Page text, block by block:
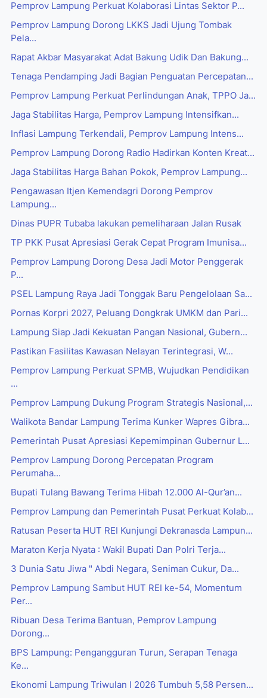
Pemprov Lampung Perkuat Kolaborasi Lintas Sektor P...
Pemprov Lampung Dorong LKKS Jadi Ujung Tombak
Pela...
Rapat Akbar Masyarakat Adat Bakung Udik Dan Bakung...
Tenaga Pendamping Jadi Bagian Penguatan Percepatan...
Pemprov Lampung Perkuat Perlindungan Anak, TPPO Ja...
Jaga Stabilitas Harga, Pemprov Lampung Intensifkan...
Inflasi Lampung Terkendali, Pemprov Lampung Intens...
Pemprov Lampung Dorong Radio Hadirkan Konten Kreat...
Jaga Stabilitas Harga Bahan Pokok, Pemprov Lampung...
Pengawasan Itjen Kemendagri Dorong Pemprov
Lampung...
Dinas PUPR Tubaba lakukan pemeliharaan Jalan Rusak
TP PKK Pusat Apresiasi Gerak Cepat Program Imunisa...
Pemprov Lampung Dorong Desa Jadi Motor Penggerak
P...
PSEL Lampung Raya Jadi Tonggak Baru Pengelolaan Sa...
Pornas Korpri 2027, Peluang Dongkrak UMKM dan Pari...
Lampung Siap Jadi Kekuatan Pangan Nasional, Gubern...
Pastikan Fasilitas Kawasan Nelayan Terintegrasi, W...
Pemprov Lampung Perkuat SPMB, Wujudkan Pendidikan
...
Pemprov Lampung Dukung Program Strategis Nasional,...
Walikota Bandar Lampung Terima Kunker Wapres Gibra...
Pemerintah Pusat Apresiasi Kepemimpinan Gubernur L...
Pemprov Lampung Dorong Percepatan Program
Perumaha...
Bupati Tulang Bawang Terima Hibah 12.000 Al-Qur’an...
Pemprov Lampung dan Pemerintah Pusat Perkuat Kolab...
Ratusan Peserta HUT REI Kunjungi Dekranasda Lampun...
Maraton Kerja Nyata : Wakil Bupati Dan Polri Terja...
3 Dunia Satu Jiwa " Abdi Negara, Seniman Cukur, Da...
Pemprov Lampung Sambut HUT REI ke-54, Momentum
Per...
Ribuan Desa Terima Bantuan, Pemprov Lampung
Dorong...
BPS Lampung: Pengangguran Turun, Serapan Tenaga
Ke...
Ekonomi Lampung Triwulan I 2026 Tumbuh 5,58 Persen...